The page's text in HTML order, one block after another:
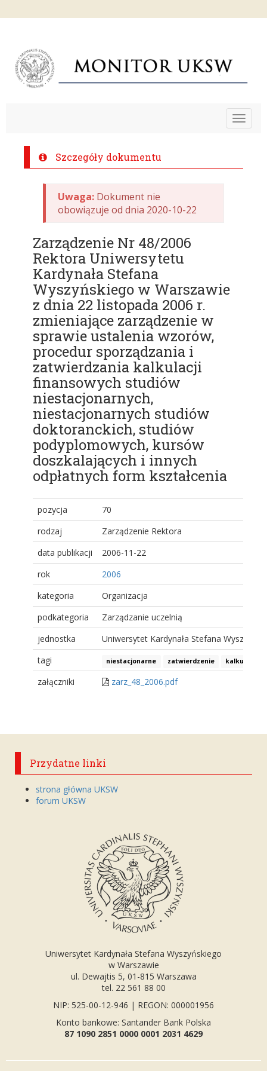
Toggle
Szczegóły dokumentu
Uwaga: Dokument nie
obowiązuje od dnia 2020-10-22
Zarządzenie Nr 48/2006
Rektora Uniwersytetu
Kardynała Stefana
Wyszyńskiego w Warszawie
z dnia 22 listopada 2006 r.
zmieniające zarządzenie w
sprawie ustalenia wzorów,
procedur sporządzania i
zatwierdzania kalkulacji
finansowych studiów
niestacjonarnych,
niestacjonarnych studiów
doktoranckich, studiów
podyplomowych, kursów
doszkalających i innych
odpłatnych form kształcenia
pozycja
70
rodzaj
Zarządzenie Rektora
data publikacji
2006-11-22
rok
2006
kategoria
Organizacja
podkategoria
Zarządzanie uczelnią
jednostka
Uniwersytet Kardynała Stefana
tagi
niestacjonarne zatwierdzenie kalkulacje
załączniki zarz_48_2006.pdf
Przydatne linki
strona główna UKSW
forum UKSW
Uniwersytet Kardynała Stefana Wyszyńskiego
w Warszawie
ul. Dewajtis 5, 01-815 Warszawa
tel. 22 561 88 00
NIP: 525-00-12-946 | REGON: 000001956
Konto bankowe: Santander Bank Polska
87 1090 2851 0000 0001 2031 4629